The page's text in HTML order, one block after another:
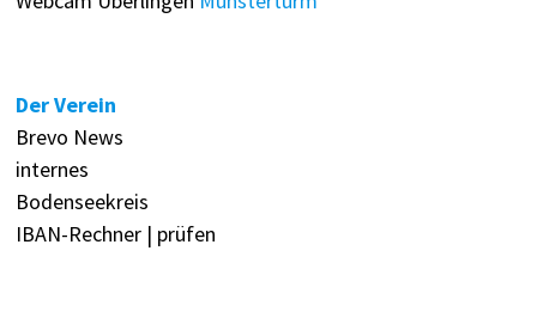
Der Verein
Brevo News
internes
Bodenseekreis
IBAN-Rechner | prüfen